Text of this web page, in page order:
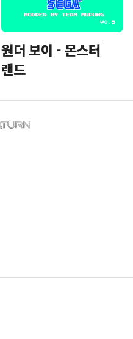
원더 보이 - 몬스터
랜드